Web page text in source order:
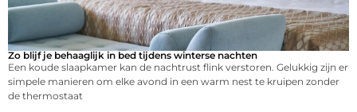
Zo blijf je behaaglijk in bed tijdens winterse nachten
Een koude slaapkamer kan de nachtrust flink verstoren. Gelukkig zijn er
simpele manieren om elke avond in een warm nest te kruipen zonder
de thermostaat